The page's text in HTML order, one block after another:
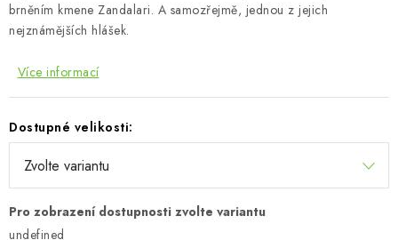
brněním kmene Zandalari. A samozřejmě, jednou z jejich
nejznámějších hlášek.
Více informací
Dostupné velikosti:
undefined